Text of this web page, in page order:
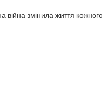
війна змінила життя